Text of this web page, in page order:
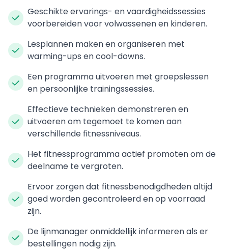
Geschikte ervarings- en vaardigheidssessies
voorbereiden voor volwassenen en kinderen.
Lesplannen maken en organiseren met
warming-ups en cool-downs.
Een programma uitvoeren met groepslessen
en persoonlijke trainingssessies.
Effectieve technieken demonstreren en
uitvoeren om tegemoet te komen aan
verschillende fitnessniveaus.
Het fitnessprogramma actief promoten om de
deelname te vergroten.
Ervoor zorgen dat fitnessbenodigdheden altijd
goed worden gecontroleerd en op voorraad
zijn.
De lijnmanager onmiddellijk informeren als er
bestellingen nodig zijn.